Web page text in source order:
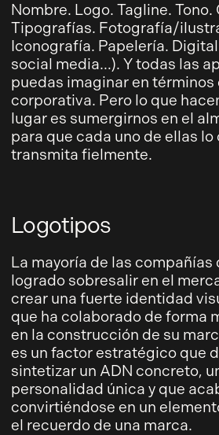
Nombre. Logo. Tagline. Tono.
Tipografías. Fotografía/
Iconografía. Papelería.
social media…). Y todas las
puedas imaginar en
corporativa. Pero lo que
lugar es sumergirnos en el
para que cada uno de ellas lo
transmita fielmente.
Logotipos
La mayoría de las compañías
logrado sobresalir en el
crear una fuerte identidad
que ha colaborado de forma
en la construcción de su
es un factor estratégico que
sintetizar un ADN concreto,
personalidad única y que
convirtiéndose en un
el recuerdo de una marca.